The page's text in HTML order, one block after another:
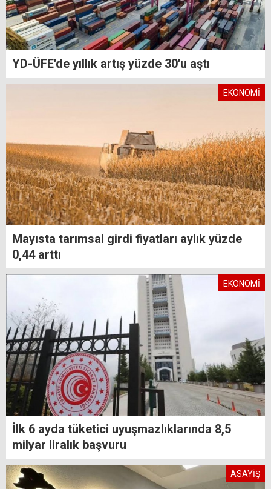
YD-ÜFE'de yıllık artış yüzde 30'u aştı
EKONOMİ
Mayısta tarımsal girdi fiyatları aylık yüzde
0,44 arttı
EKONOMİ
İlk 6 ayda tüketici uyuşmazlıklarında 8,5
milyar liralık başvuru
ASAYİŞ